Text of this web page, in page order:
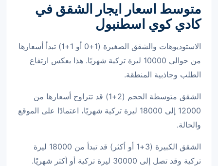
متوسط اسعار ايجار الشقق في
كادي كوي اسطنبول
الاستوديوهات والشقق الصغيرة (1+0 أو 1+1) تبدأ أسعارها
من حوالي 10000 ليرة تركية شهريًا. هذا يعكس ارتفاع
الطلب وجاذبية المنطقة.
الشقق متوسطة الحجم (2+1) قد تتراوح أسعارها من
12000 إلى 18000 ليرة تركية شهريًا، اعتمادًا على الموقع
والحالة.
الشقق الكبيرة (3+1 أو أكثر) قد تبدأ من 18000 ليرة
تركية وقد تصل إلى 30000 ليرة تركية أو أكثر شهريًا.